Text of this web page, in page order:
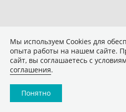
Мы используем Сookies для
опыта работы на нашем сайте.
сайт, вы соглашаетесь с
соглашения.
Понятно